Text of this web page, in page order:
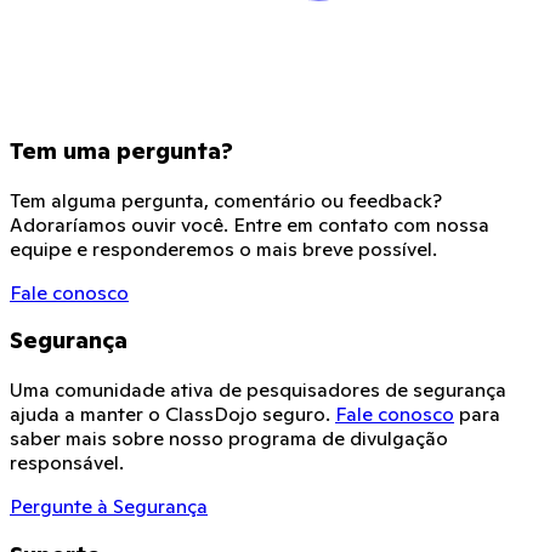
Tem uma pergunta?
Tem alguma pergunta, comentário ou feedback?
Adoraríamos ouvir você. Entre em contato com nossa
equipe e responderemos o mais breve possível.
Fale conosco
Segurança
Uma comunidade ativa de pesquisadores de segurança
ajuda a manter o ClassDojo seguro. Fale conosco para
saber mais sobre nosso programa de divulgação
responsável.
Pergunte à Segurança